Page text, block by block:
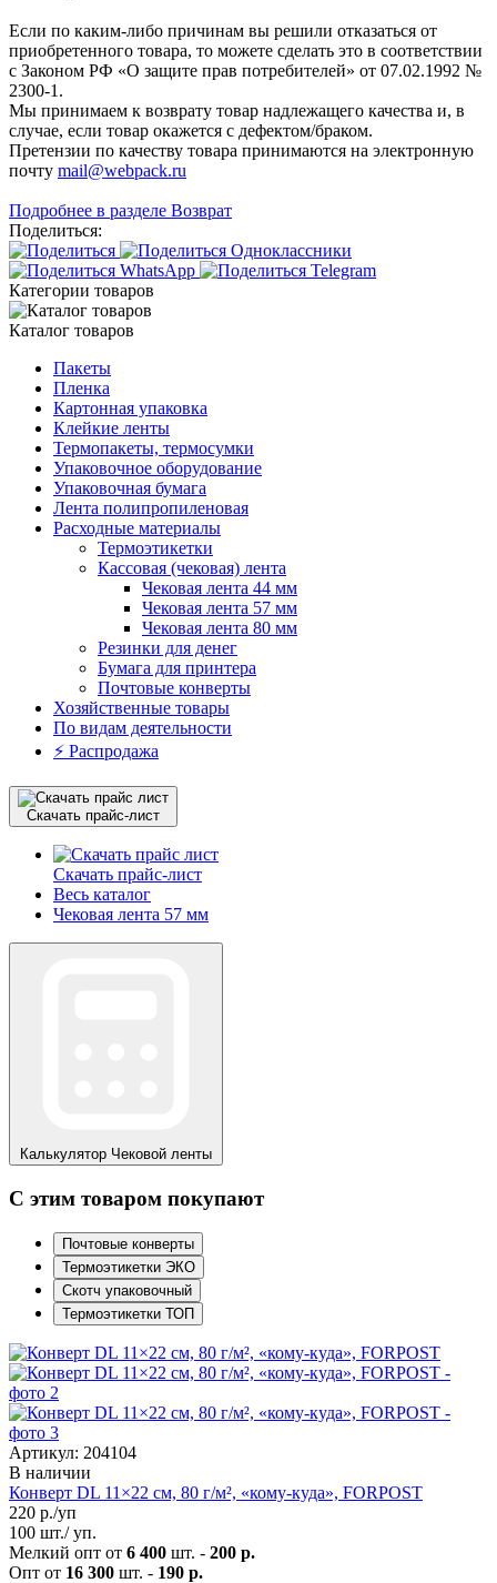
Если по каким-либо причинам вы решили отказаться от
приобретенного товара, то можете сделать это в соответствии
с Законом РФ «О защите прав потребителей» от 07.02.1992 №
2300-1.
Мы принимаем к возврату товар надлежащего качества и, в
случае, если товар окажется с дефектом/браком.
Претензии по качеству товара принимаются на электронную
почту mail@webpack.ru
Подробнее в разделе Возврат
Поделиться:
Категории товаров
Каталог товаров
Пакеты
Пленка
Картонная упаковка
Клейкие ленты
Термопакеты, термосумки
Упаковочное оборудование
Упаковочная бумага
Лента полипропиленовая
Расходные материалы
Термоэтикетки
Кассовая (чековая) лента
Чековая лента 44 мм
Чековая лента 57 мм
Чековая лента 80 мм
Резинки для денег
Бумага для принтера
Почтовые конверты
Хозяйственные товары
По видам деятельности
⚡️ Распродажа
Скачать прайс-лист
Скачать прайс-лист
Весь каталог
Чековая лента 57 мм
Калькулятор Чековой ленты
С этим товаром покупают
Почтовые конверты
Термоэтикетки ЭКО
Скотч упаковочный
Термоэтикетки ТОП
Артикул: 204104
В наличии
Конверт DL 11×22 см, 80 г/м², «кому-куда», FORPOST
220 р./уп
100 шт./ уп.
Мелкий опт от 6 400 шт. - 200 р.
Опт от 16 300 шт. - 190 р.